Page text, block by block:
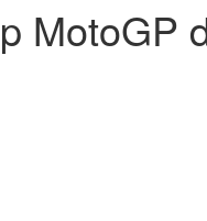
MotoGP